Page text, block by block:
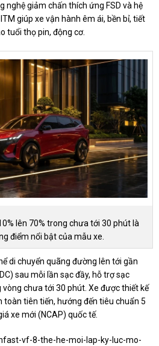
nghệ giảm chấn thích ứng FSD và hệ
giúp xe vận hành êm ái, bền bỉ, tiết
tuổi thọ pin, động cơ.
lên 70% trong chưa tới 30 phút là
điểm nổi bật của mẫu xe.
di chuyển quãng đường lên tới gần
sau mỗi lần sạc đầy, hỗ trợ sạc
chưa tới 30 phút. Xe được thiết kế
toàn tiên tiến, hướng đến tiêu chuẩn 5
xe mới (NCAP) quốc tế.
vf-8-the-he-moi-lap-ky-luc-mo-